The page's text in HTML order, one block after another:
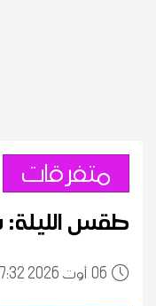
متفرقات
طقس
0617:32 2026 أوت